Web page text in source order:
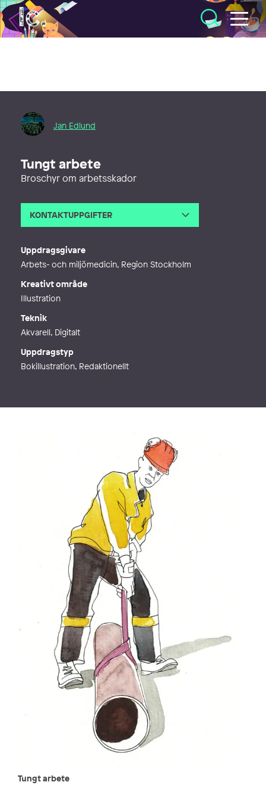
Illustratörcentrum
Jan Edlund
Tungt arbete
Broschyr om arbetsskador
KONTAKTUPPGIFTER
Uppdragsgivare
Arbets- och miljömedicin, Region Stockholm
Kreativt område
Illustration
Teknik
Akvarell, Digitalt
Uppdragstyp
Bokillustration, Redaktionellt
Tungt arbete